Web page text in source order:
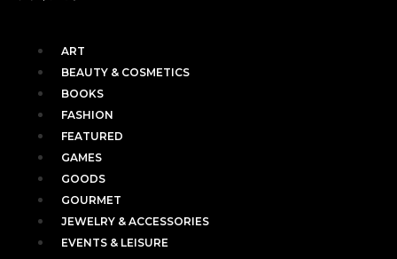
ART
BEAUTY & COSMETICS
BOOKS
FASHION
FEATURED
GAMES
GOODS
GOURMET
JEWELRY & ACCESSORIES
EVENTS & LEISURE